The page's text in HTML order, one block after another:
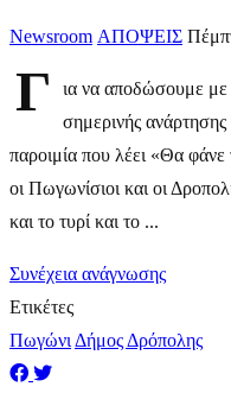
Newsroom ΑΠΟΨΕΙΣ
Γ
ια να αποδώσουμε με
σημερινής
παροιμία που λέει «Θα φάνε
οι Πωγωνίσιοι και οι
και το τυρί και το ...
Συνέχεια ανάγνωσης
Ετικέτες
Πωγώνι Δήμος Δρόπολης